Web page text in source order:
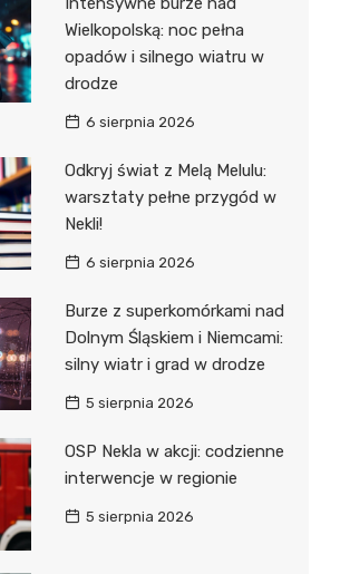
Dzieci Wrzesińskich
Park Miejski im. Dzieci
Wrzesińskich
Jump World Września
Wrzesińska Strefa
Aktywności
Pałac w Miłosławiu
Izba Pamięci Reymonta
Rezerwat Czeszewski Las
Wielkopolską: noc pełna
opadów i silnego wiatru w
drodze
6 sierpnia 2026
Odkryj świat z Melą Melulu:
warsztaty pełne przygód w
Nekli!
6 sierpnia 2026
Burze z superkomórkami nad
Dolnym Śląskiem i Niemcami:
silny wiatr i grad w drodze
5 sierpnia 2026
OSP Nekla w akcji: codzienne
interwencje w regionie
5 sierpnia 2026